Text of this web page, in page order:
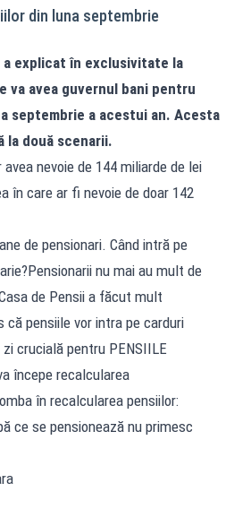
din luna septembrie
explicat în exclusivitate la
va avea guvernul bani pentru
septembrie a acestui an. Acesta
la două scenarii.
nevoie de 144 miliarde de lei
în care ar fi nevoie de doar 142
de pensionari. Când intră pe
nu mai au mult de
de Pensii a făcut mult
pensiile vor intra pe carduri
crucială pentru PENSIILE
începe recalcularea
în recalcularea pensiilor:
ce se pensionează nu primesc